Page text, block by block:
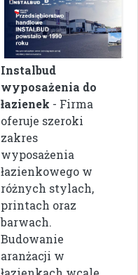
Instalbud
wyposażenia do
łazienek - Firma
oferuje szeroki
zakres
wyposażenia
łazienkowego w
różnych stylach,
printach oraz
barwach.
Budowanie
aranżacji w